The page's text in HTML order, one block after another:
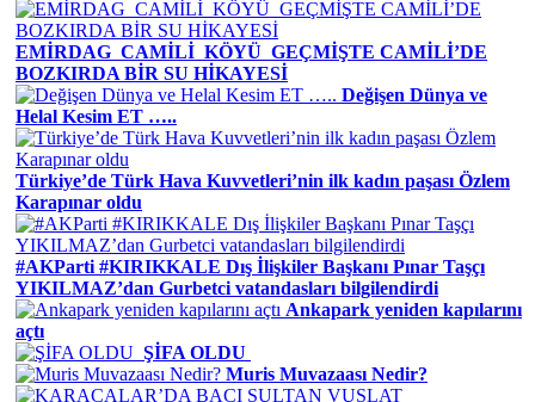
EMİRDAG CAMİLİ KÖYÜ GEÇMİŞTE CAMİLİ’DE
BOZKIRDA BİR SU HİKAYESİ
Değişen Dünya ve
Helal Kesim ET …..
Türkiye’de Türk Hava Kuvvetleri’nin ilk kadın paşası Özlem
Karapınar oldu
#AKParti #KIRIKKALE Dış İlişkiler Başkanı Pınar Taşçı
YIKILMAZ’dan Gurbetci vatandasları bilgilendirdi
Ankapark yeniden kapılarını
açtı
ŞİFA OLDU
Muris Muvazaası Nedir?